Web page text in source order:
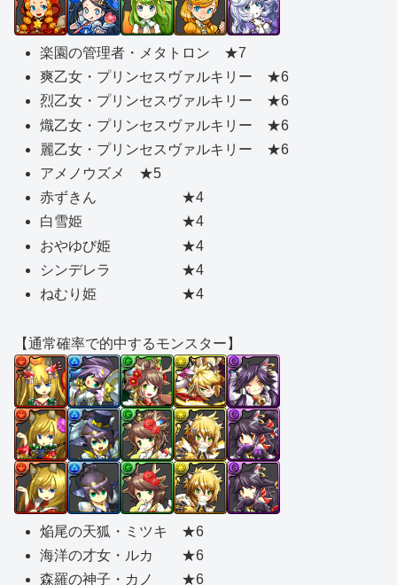
楽園の管理者・メタトロン ★7
爽乙女・プリンセスヴァルキリー ★6
烈乙女・プリンセスヴァルキリー ★6
熾乙女・プリンセスヴァルキリー ★6
麗乙女・プリンセスヴァルキリー ★6
アメノウズメ ★5
赤ずきん ★4
白雪姫 ★4
おやゆび姫 ★4
シンデレラ ★4
ねむり姫 ★4
【通常確率で的中するモンスター】
焔尾の天狐・ミツキ ★6
海洋の才女・ルカ ★6
森羅の神子・カノ ★6